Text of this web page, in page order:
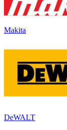
Makita
DeWALT